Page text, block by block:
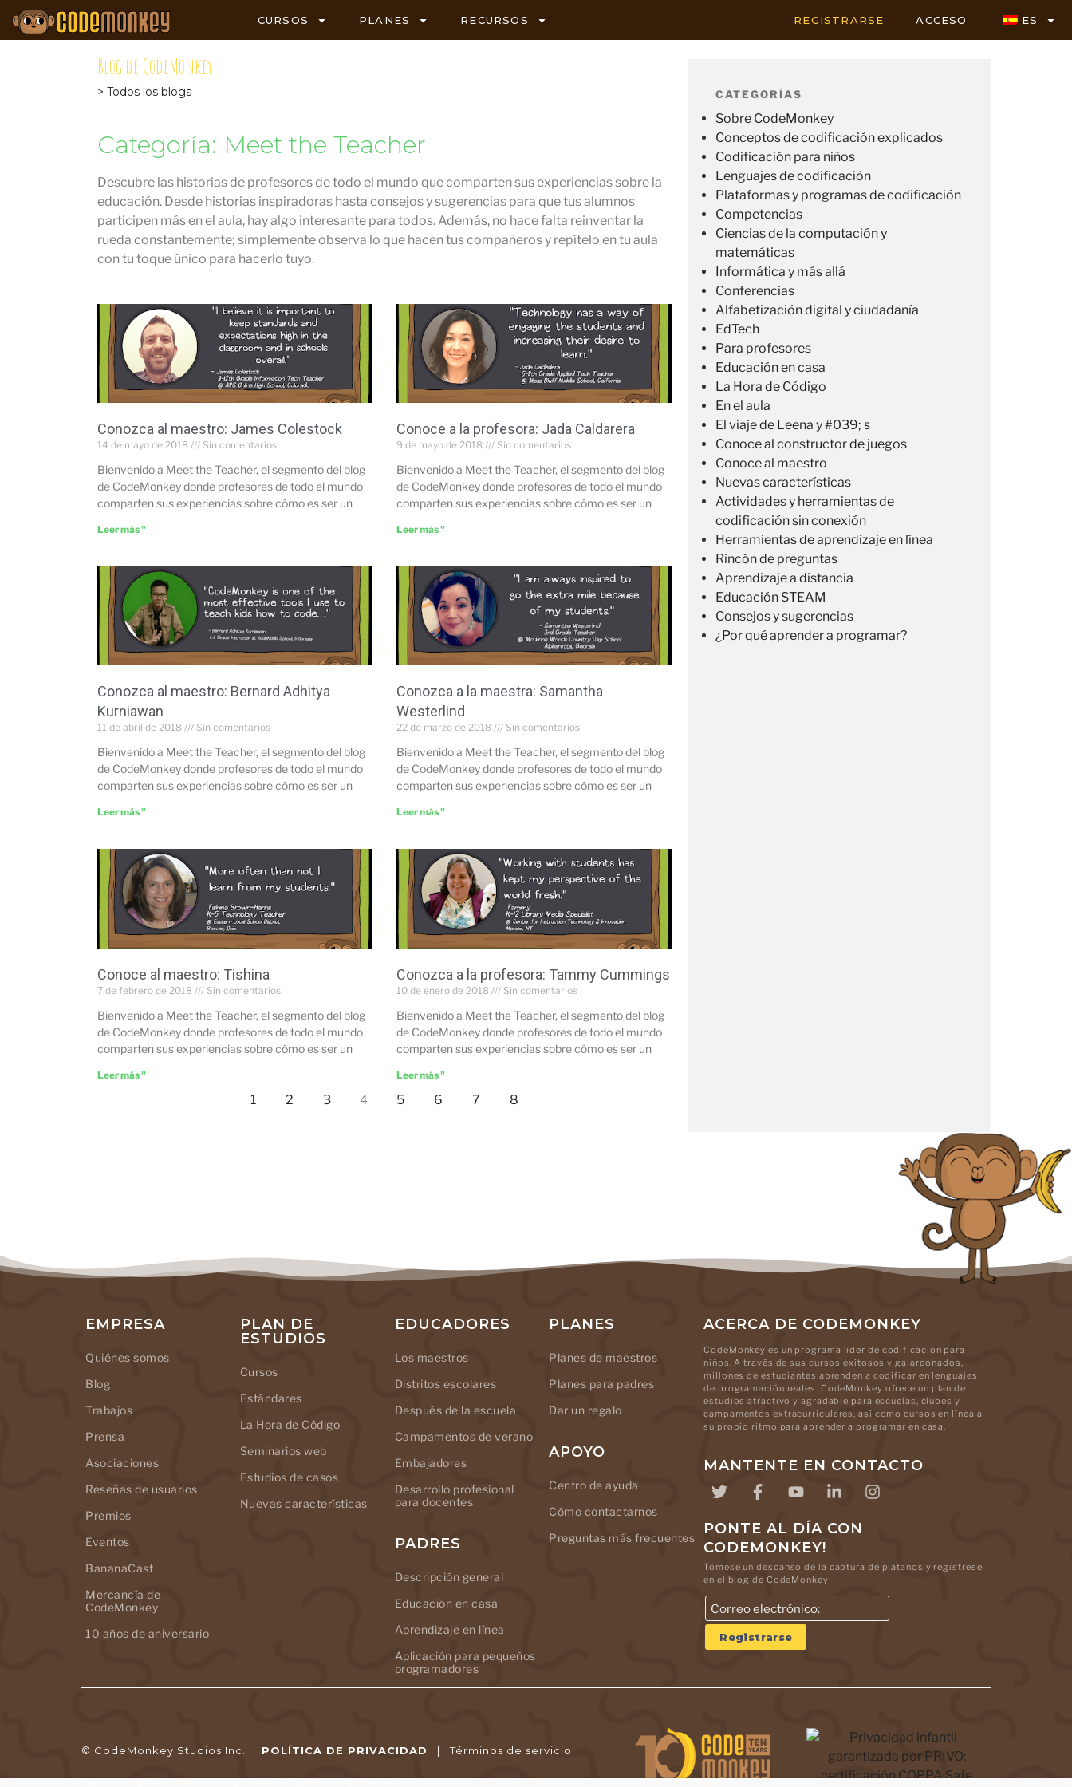
CURSOS PLANES RECURSOS REGISTRARSE ACCESO ES
Blog de CodeMonkey
> Todos los blogs
Categoría: Meet the Teacher
Descubre las historias de profesores de todo el mundo que comparten sus experiencias sobre la
educación. Desde historias inspiradoras hasta consejos y sugerencias para que tus alumnos
participen más en el aula, hay algo interesante para todos. Además, no hace falta reinventar la
rueda constantemente; simplemente observa lo que hacen tus compañeros y repítelo en tu aula
con tu toque único para hacerlo tuyo.
Conozca al maestro: James Colestock
14 de mayo de 2018 Sin comentarios
Bienvenido a Meet the Teacher, el segmento del blog
de CodeMonkey donde profesores de todo el mundo
comparten sus experiencias sobre cómo es ser un
Leer más "
Conoce a la profesora: Jada Caldarera
9 de mayo de 2018 Sin comentarios
Bienvenido a Meet the Teacher, el segmento del blog
de CodeMonkey donde profesores de todo el mundo
comparten sus experiencias sobre cómo es ser un
Leer más "
Conozca al maestro: Bernard Adhitya
Kurniawan
11 de abril de 2018 Sin comentarios
Bienvenido a Meet the Teacher, el segmento del blog
de CodeMonkey donde profesores de todo el mundo
comparten sus experiencias sobre cómo es ser un
Leer más "
Conozca a la maestra: Samantha
Westerlind
22 de marzo de 2018 Sin comentarios
Bienvenido a Meet the Teacher, el segmento del blog
de CodeMonkey donde profesores de todo el mundo
comparten sus experiencias sobre cómo es ser un
Leer más "
Conoce al maestro: Tishina
7 de febrero de 2018 Sin comentarios
Bienvenido a Meet the Teacher, el segmento del blog
de CodeMonkey donde profesores de todo el mundo
comparten sus experiencias sobre cómo es ser un
Leer más "
Conozca a la profesora: Tammy Cummings
10 de enero de 2018 Sin comentarios
Bienvenido a Meet the Teacher, el segmento del blog
de CodeMonkey donde profesores de todo el mundo
comparten sus experiencias sobre cómo es ser un
Leer más "
1 2 3 4 5 6 7 8
CATEGORÍAS
Sobre CodeMonkey
Conceptos de codificación explicados
Codificación para niños
Lenguajes de codificación
Plataformas y programas de codificación
Competencias
Ciencias de la computación y
matemáticas
Informática y más allá
Conferencias
Alfabetización digital y ciudadanía
EdTech
Para profesores
Educación en casa
La Hora de Código
En el aula
El viaje de Leena y #039; s
Conoce al constructor de juegos
Conoce al maestro
Nuevas características
Actividades y herramientas de
codificación sin conexión
Herramientas de aprendizaje en línea
Rincón de preguntas
Aprendizaje a distancia
Educación STEAM
Consejos y sugerencias
¿Por qué aprender a programar?
EMPRESA
Quiénes somos
Blog
Trabajos
Prensa
Asociaciones
Reseñas de usuarios
Premios
Eventos
BananaCast
Mercancía de
CodeMonkey
10 años de aniversario
PLAN DE
ESTUDIOS
Cursos
Estándares
La Hora de Código
Seminarios web
Estudios de casos
Nuevas características
EDUCADORES
Los maestros
Distritos escolares
Después de la escuela
Campamentos de verano
Embajadores
Desarrollo profesional
para docentes
PADRES
Descripción general
Educación en casa
Aprendizaje en línea
Aplicación para pequeños
programadores
PLANES
Planes de maestros
Planes para padres
Dar un regalo
APOYO
Centro de ayuda
Cómo contactarnos
Preguntas más frecuentes
ACERCA DE CODEMONKEY
CodeMonkey es un programa líder de codificación para
niños. A través de sus cursos exitosos y galardonados,
millones de estudiantes aprenden a codificar en lenguajes
de programación reales. CodeMonkey ofrece un plan de
estudios atractivo y agradable para escuelas, clubes y
campamentos extracurriculares, así como cursos en línea a
su propio ritmo para aprender a programar en casa.
MANTENTE EN CONTACTO
PONTE AL DÍA CON
CODEMONKEY!
Tómese un descanso de la captura de plátanos y regístrese
en el blog de CodeMonkey
© CodeMonkey Studios Inc. | POLÍTICA DE PRIVACIDAD |Términos de servicio